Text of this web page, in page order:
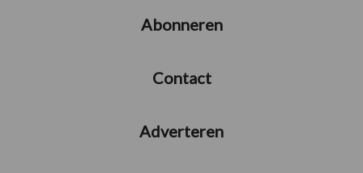
Abonneren
Contact
Adverteren